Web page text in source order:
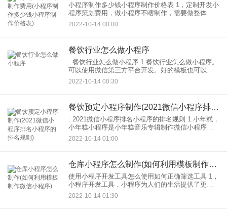
小程序制作多少钱小程序制作价格表 1，定制开发小
程序策划费用，做小程序不瞎制作，需要做整体小
程序。小程序制作有了方向，所以详细策划了小程
序，有营销力，只要用户可以进入小程序，就能吸
2022-10-14 00:00
餐饮行业怎么做小程序
: 餐饮行业怎么做小程序 1.餐饮行业怎么做小程序。
可以使用微信第三方平台开发。好的模板也可以微
信第三方平台： 如果选择定制开发，可以联系微
信。今天小编是通过小程序模板与大家分享这篇文
2022-10-14 00:30
餐饮预定小程序制作(2021微信小程序排名小程序的排名规则)
: 2021微信小程序排名小程序的排名规则 1.小年糕，
小年糕小程序是小年糕音乐专辑制作微信小程序。
小年糕小程序操作简单，容易创作。穿过小年糕：
2.同城鳄龙酒店机票火车、同程旅游官方小程序
2022-10-14 01:00
仓库小程序怎么制作(如何利用模板制作微信小程序)
使用小程序开发工具怎么使用如何正确筛选工具 1，
小程序开发工具，小程序为人们的生活提供了更多
的便利，使人们的生活更加轻松愉快，这也使人们
更喜欢使用小程序，以满足自己的要求，人们可以
2022-10-14 01:30